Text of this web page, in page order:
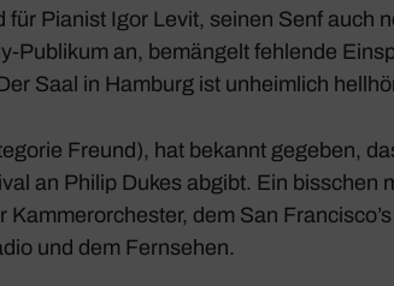
für Pianist Igor Levit, seinen Senf auch
Publikum an, bemän­gelt fehlende
Saal in Hamburg ist unheim­lich
Freund), hat bekannt gegeben,
an Philip Dukes abgibt. Ein biss­chen
Kammer­or­chester, dem San
und dem Fern­sehen.